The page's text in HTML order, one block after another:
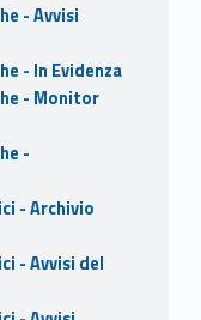
- Avvisi
- In Evidenza
- Monitor
-
- Archivio
- Avvisi del